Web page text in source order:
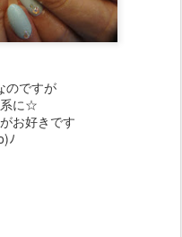
のですが
に☆
お好きです
ﾉ